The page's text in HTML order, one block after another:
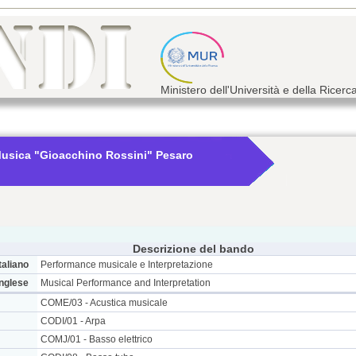
Ministero dell'Università e della
"Gioacchino Rossini" Pesaro
Descrizione del bando
Performance musicale e Interpretazione
Musical Performance and Interpretation
COME/03 - Acustica musicale
CODI/01 - Arpa
COMJ/01 - Basso elettrico